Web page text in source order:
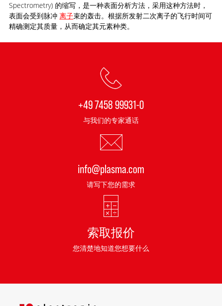
Spectrometry) 的缩写，是一种表面分析方法，采用这种方法时，
表面会受到脉冲 离子束的轰击。根据所发射二次离子的飞行时间可
精确测定其质量，从而确定其元素种类。
+49 7458 99931-0
与我们的专家通话
info@plasma.com
请写下您的需求
索取报价
您清楚地知道您想要什么